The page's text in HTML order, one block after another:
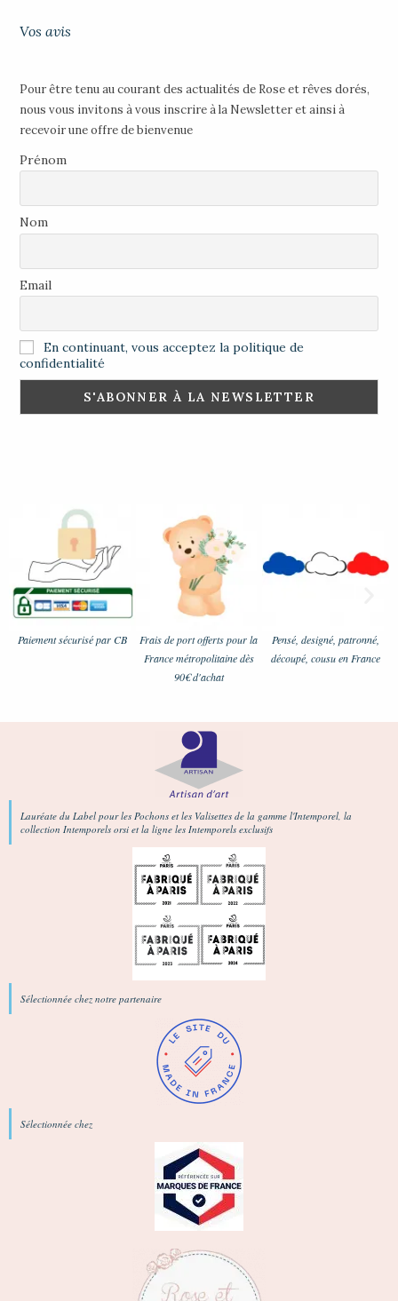
Vos avis
Pour être tenu au courant des actualités de Rose et rêves dorés,
nous vous invitons à vous inscrire à la Newsletter et ainsi à
recevoir une offre de bienvenue
Prénom
Nom
Email
En continuant, vous acceptez la politique de
confidentialité
Paiement sécurisé par CB
Frais de port offerts pour la
France métropolitaine dès
90€ d'achat
Pensé, designé, patronné,
découpé, cousu en France
Lauréate du Label pour les Pochons et les Valisettes de la gamme l'Intemporel, la
collection Intemporels orsi et la ligne les Intemporels exclusifs
Sélectionnée chez notre partenaire
Sélectionnée chez